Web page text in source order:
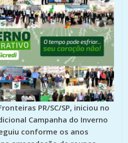
PR/SC/SP, iniciou no
Campanha do Inverno
conforme os anos